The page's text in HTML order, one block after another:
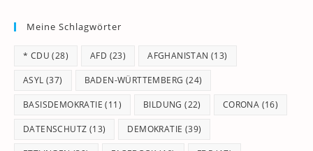
Meine Schlagwörter
* CDU (28) AFD (23) AFGHANISTAN (13)
ASYL (37) BADEN-WÜRTTEMBERG (24)
BASISDEMOKRATIE (11) BILDUNG (22) CORONA (16)
DATENSCHUTZ (13) DEMOKRATIE (39)